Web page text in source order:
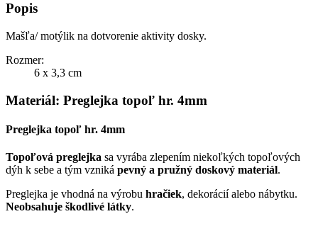
Popis
Mašľa/ motýlik na dotvorenie aktivity dosky.
Rozmer:
6 x 3,3 cm
Materiál: Preglejka topoľ hr. 4mm
Preglejka topoľ hr. 4mm
Topoľová preglejka sa vyrába zlepením niekoľkých topoľových
dýh k sebe a tým vzniká pevný a pružný doskový materiál.
Preglejka je vhodná na výrobu hračiek, dekorácií alebo nábytku.
Neobsahuje škodlivé látky.